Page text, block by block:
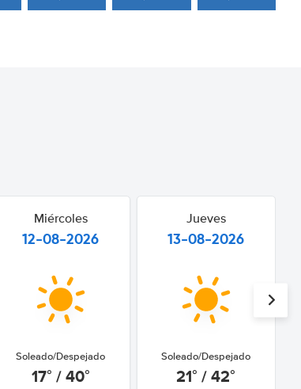
Miércoles
12-08-2026
Soleado/Despejado
17° / 40°
Jueves
13-08-2026
Soleado/Despejado
21° / 42°